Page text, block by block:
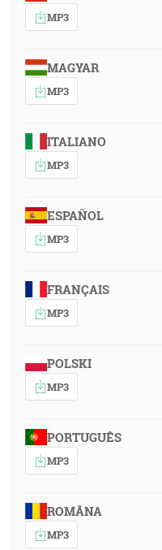
MP3
MAGYAR
MP3
ITALIANO
MP3
ESPAÑOL
MP3
FRANÇAIS
MP3
POLSKI
MP3
PORTUGUÊS
MP3
ROMÂNA
MP3